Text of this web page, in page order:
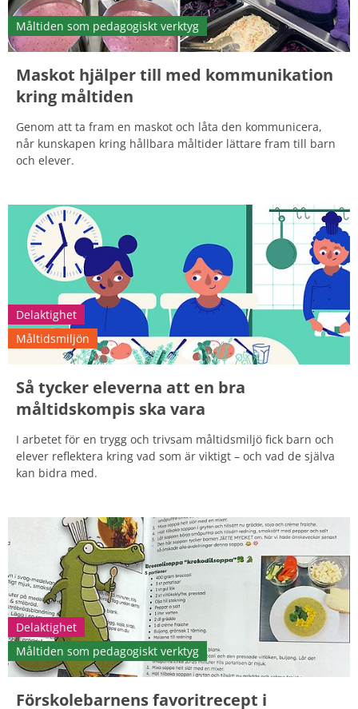
Måltiden som pedagogiskt verktyg
Maskot hjälper till med kommunikation
kring måltiden
Genom att ta fram en maskot och låta den kommunicera,
når kunskapen kring hållbara måltider lättare fram till barn
och elever.
Delaktighet
Måltidsmiljön
Så tycker eleverna att en bra
måltidskompis ska vara
I arbetet för en trygg och trivsam måltidsmiljö fick barn och
elever reflektera kring vad som är viktigt – och vad de själva
kan bidra med.
Delaktighet
Måltiden som pedagogiskt verktyg
Förskolebarnens favoritrecept i